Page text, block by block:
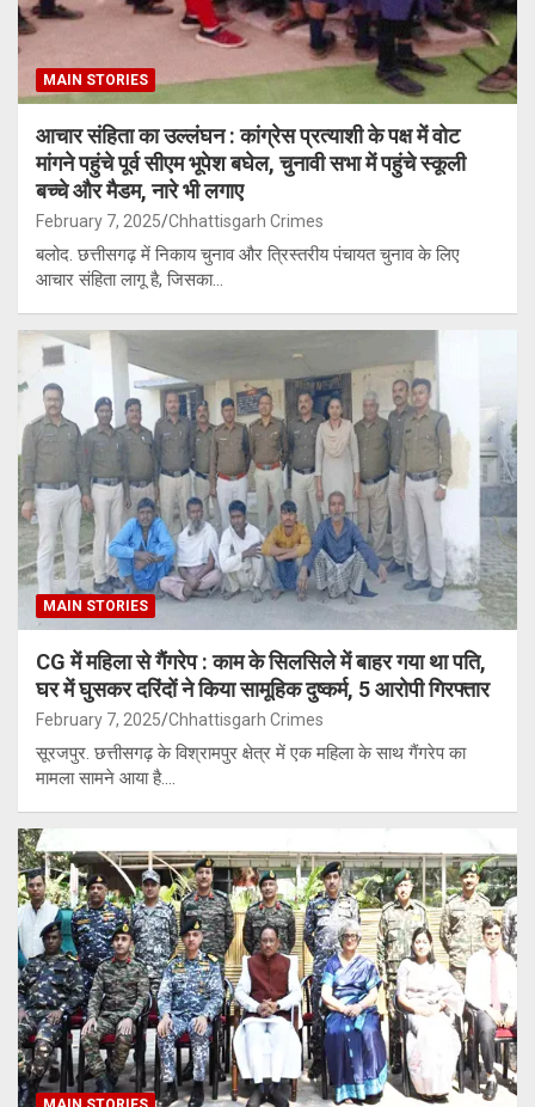
MAIN STORIES
आचार संहिता का उल्लंघन : कांग्रेस प्रत्याशी के पक्ष में वोट
मांगने पहुंचे पूर्व सीएम भूपेश बघेल, चुनावी सभा में पहुंचे स्कूली
बच्चे और मैडम, नारे भी लगाए
February 7, 2025 Chhattisgarh Crimes
बलोद. छत्तीसगढ़ में निकाय चुनाव और त्रिस्तरीय पंचायत चुनाव के लिए
आचार संहिता लागू है, जिसका…
MAIN STORIES
CG में महिला से गैंगरेप : काम के सिलसिले में बाहर गया था पति,
घर में घुसकर दरिंदों ने किया सामूहिक दुष्कर्म, 5 आरोपी गिरफ्तार
February 7, 2025 Chhattisgarh Crimes
सूरजपुर. छत्तीसगढ़ के विश्रामपुर क्षेत्र में एक महिला के साथ गैंगरेप का
मामला सामने आया है.…